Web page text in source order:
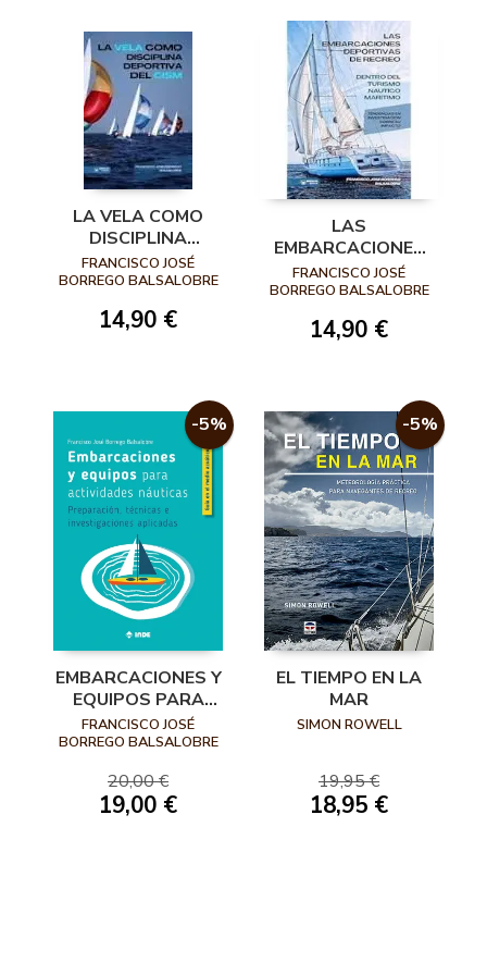
LA VELA COMO
DISCIPLINA
DEPORTIVA
DENTRO DEL
INTERNACIONAL
FRANCISCO JOSÉ
BORREGO BALSALOBRE
14,90 €
LAS
EMBARCACIONES
DEPORTIVAS DE
RECREO DENTRO
DEL TURISMO
NÁUTICO
FRANCISCO JOSÉ
BORREGO BALSALOBRE
14,90 €
-5%
EMBARCACIONES Y
EQUIPOS PARA
ACTIVIDADES
NÁUTICAS
FRANCISCO JOSÉ
BORREGO BALSALOBRE
20,00 €
19,00 €
-5%
EL TIEMPO EN LA
MAR
SIMON ROWELL
19,95 €
18,95 €